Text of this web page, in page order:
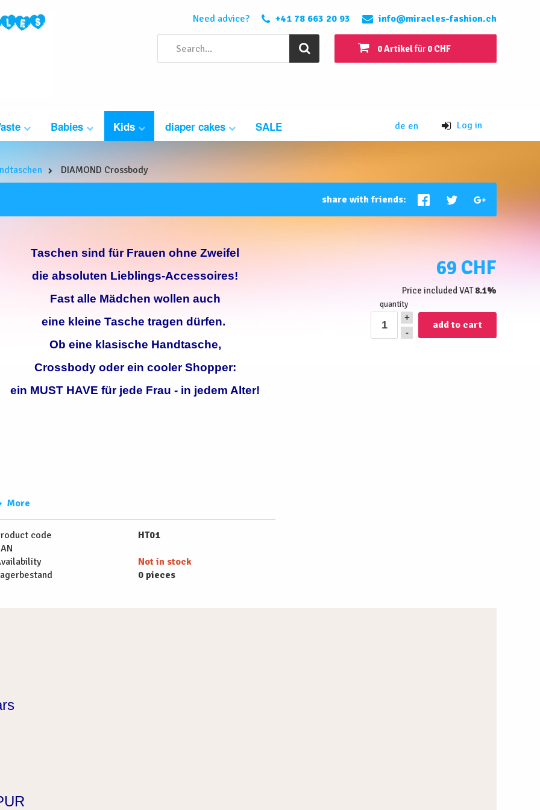
Need advice? +41 78 663 20 93 info@miracles-fashion.ch
0 Artikelfür0 CHF
Babies Kids diaper cakes SALE de en Log in
DIAMOND Crossbody
share with friends:
Taschen sind für Frauen ohne Zweifel
die absoluten Lieblings-Accessoires!
Fast alle Mädchen wollen auch
eine kleine Tasche tragen dürfen.
Ob eine klasische Handtasche,
Crossbody oder ein cooler Shopper:
ein MUST HAVE für jede Frau - in jedem Alter!
More
code
HT01
Not in stock
0 pieces
69 CHF
Price included VAT8.1%
quantity
+
-